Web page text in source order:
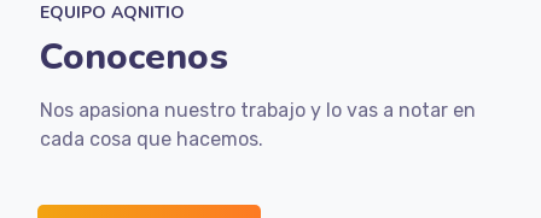
EQUIPO AQNITIO
Conocenos
Nos apasiona nuestro trabajo y lo vas a notar en
cada cosa que hacemos.